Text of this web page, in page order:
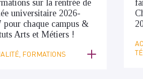
sur la rentrée de
universitaire 2026-
pour chaque campus &
Arts et Métiers !
FORMATIONS